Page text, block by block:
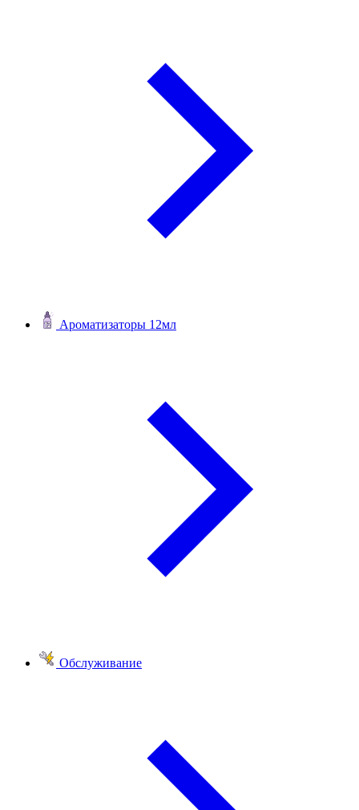
Ароматизаторы 12мл
Обслуживание